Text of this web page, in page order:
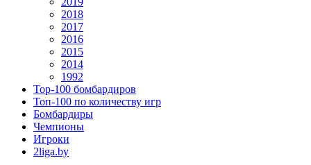
2018
2017
2016
2015
2014
1992
Top-100 бомбардиров
Топ-100 по количеству игр
Бомбардиры
Чемпионы
Игроки
2liga.by